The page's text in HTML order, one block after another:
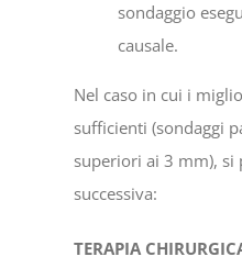
sondaggio
causale.
Nel caso in cui i
sufficienti (sondaggi
superiori ai 3 mm), si
successiva:
TERAPIA